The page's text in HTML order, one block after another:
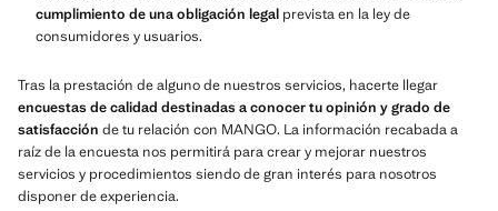
cumplimiento de una obligación legal prevista en la ley de
consumidores y usuarios.
Tras la prestación de alguno de nuestros servicios, hacerte llegar
encuestas de calidad destinadas a conocer tu opinión y grado de
satisfacción de tu relación con MANGO. La información recabada a
raíz de la encuesta nos permitirá para crear y mejorar nuestros
servicios y procedimientos siendo de gran interés para nosotros
disponer de experiencia.